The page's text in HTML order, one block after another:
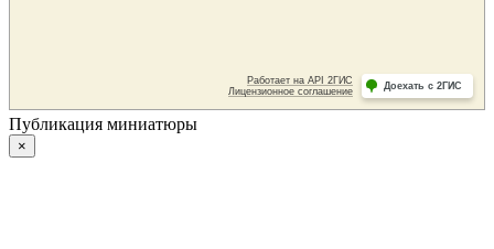
Публикация миниатюры
×